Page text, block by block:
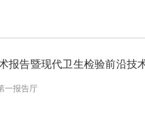
报告暨现代卫生检验前沿技
一报告厅